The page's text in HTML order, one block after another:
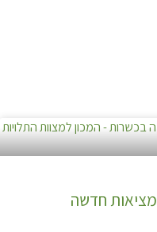
מציאות חדשה